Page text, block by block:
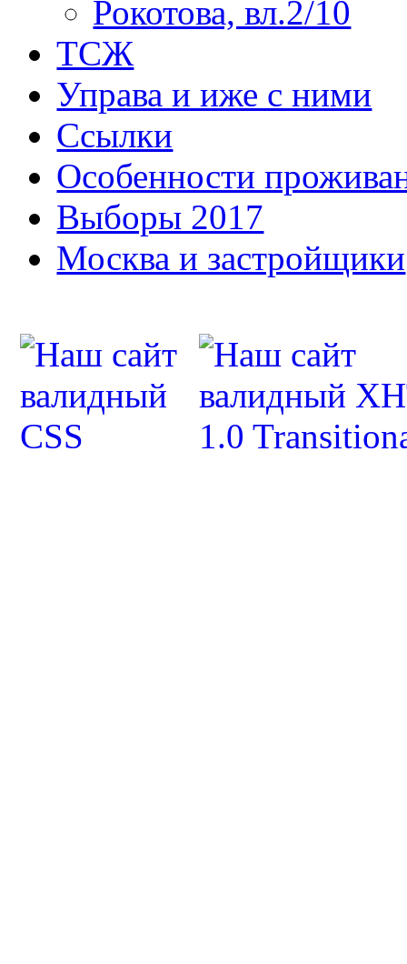
Рокотова, вл.2/10
ТСЖ
Управа и иже с ними
Ссылки
Особенности
Выборы 2017
Москва и застройщики